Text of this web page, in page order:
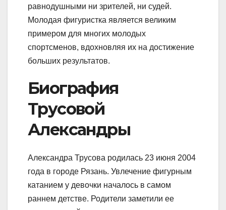
равнодушными ни зрителей, ни судей.
Молодая фигуристка является великим
примером для многих молодых
спортсменов, вдохновляя их на достижение
больших результатов.
Биография
Трусовой
Александры
Александра Трусова родилась 23 июня 2004
года в городе Рязань. Увлечение фигурным
катанием у девочки началось в самом
раннем детстве. Родители заметили ее